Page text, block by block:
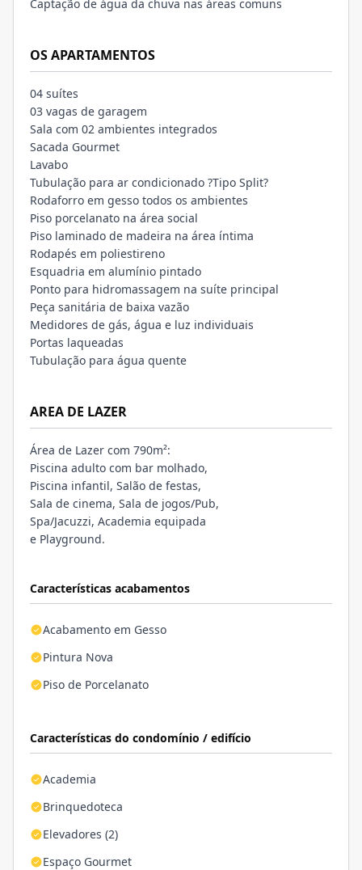
Características acabamentos
Acabamento em Gesso
Pintura Nova
Piso de Porcelanato
Características do condomínio / edifício
Academia
Brinquedoteca
Elevadores (2)
Espaço Gourmet
Captação de água da chuva nas áreas comuns
OS APARTAMENTOS
04 suítes
03 vagas de garagem
Sala com 02 ambientes integrados
Sacada Gourmet
Lavabo
Tubulação para ar condicionado ?Tipo Split?
Rodaforro em gesso todos os ambientes
Piso porcelanato na área social
Piso laminado de madeira na área íntima
Rodapés em poliestireno
Esquadria em alumínio pintado
Ponto para hidromassagem na suíte principal
Peça sanitária de baixa vazão
Medidores de gás, água e luz individuais
Portas laqueadas
Tubulação para água quente
AREA DE LAZER
Área de Lazer com 790m²:
Piscina adulto com bar molhado,
Piscina infantil, Salão de festas,
Sala de cinema, Sala de jogos/Pub,
Spa/Jacuzzi, Academia equipada
e Playground.